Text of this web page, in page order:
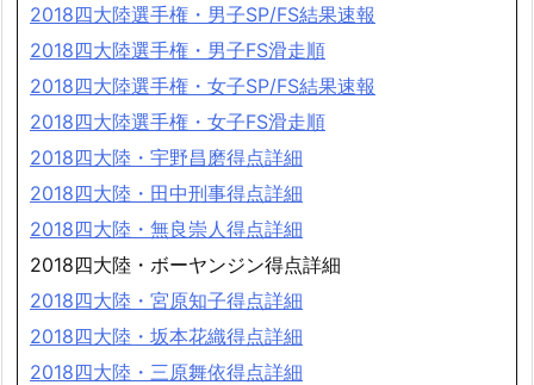
2018四大陸選手権・男子SP/FS結果速報
2018四大陸選手権・男子FS滑走順
2018四大陸選手権・女子SP/FS結果速報
2018四大陸選手権・女子FS滑走順
2018四大陸・宇野昌磨得点詳細
2018四大陸・田中刑事得点詳細
2018四大陸・無良崇人得点詳細
2018四大陸・ボーヤンジン得点詳細
2018四大陸・宮原知子得点詳細
2018四大陸・坂本花織得点詳細
2018四大陸・三原舞依得点詳細